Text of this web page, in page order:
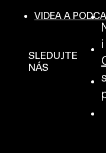
VIDEA A
SLEDUJTE
NÁS